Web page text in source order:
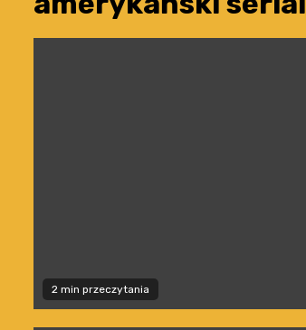
2 min przeczytania